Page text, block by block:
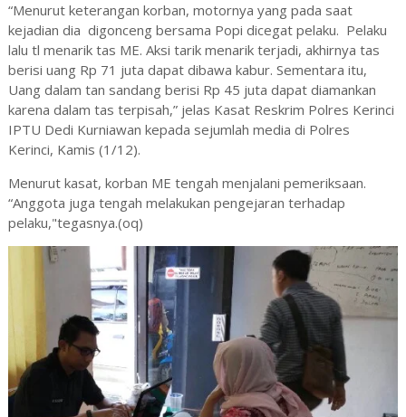
“Menurut keterangan korban, motornya yang pada saat
kejadian dia digonceng bersama Popi dicegat pelaku. Pelaku
lalu tl menarik tas ME. Aksi tarik menarik terjadi, akhirnya tas
berisi uang Rp 71 juta dapat dibawa kabur. Sementara itu,
Uang dalam tan sandang berisi Rp 45 juta dapat diamankan
karena dalam tas terpisah,” jelas Kasat Reskrim Polres Kerinci
IPTU Dedi Kurniawan kepada sejumlah media di Polres
Kerinci, Kamis (1/12).
Menurut kasat, korban ME tengah menjalani pemeriksaan.
“Anggota juga tengah melakukan pengejaran terhadap
pelaku,"tegasnya.(oq)